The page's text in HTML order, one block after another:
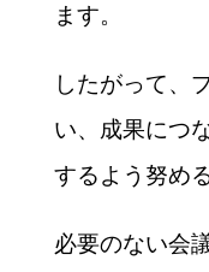
ます。
したがって、
い、成果につ
するよう努め
必要のない会